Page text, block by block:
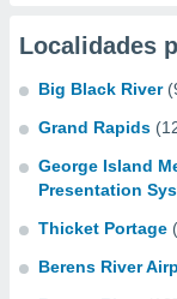
Localidades
Big Black River
Grand Rapids
George Island
Presentation
Thicket Portage
Berens River